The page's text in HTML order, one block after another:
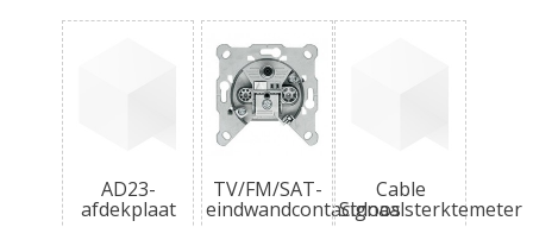
AD23-
afdekplaat
TV/FM/SAT-
eindwandcontactdoos
Cable
Signaalsterktemeter